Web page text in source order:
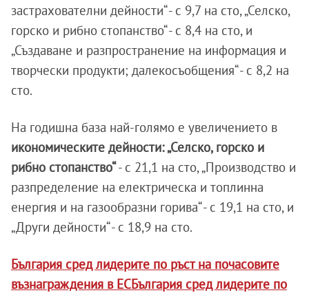
застрахователни дейности“ - с 9,7 на сто, „Селско,
горско и рибно стопанство“ - с 8,4 на сто, и
„Създаване и разпространение на информация и
творчески продукти; далекосъобщения“ - с 8,2 на
сто.
На годишна база най-голямо e увеличението в
икономическите дейности: „Селско, горско и
рибно стопанство“- с 21,1 на сто, „Производство и
разпределение на електрическа и топлинна
енергия и на газообразни горива“ - с 19,1 на сто, и
„Други дейности“ - с 18,9 на сто.
България сред лидерите по ръст на почасовите
възнаграждения в ЕСБългария сред лидерите по